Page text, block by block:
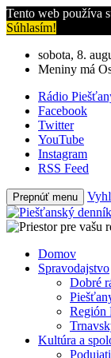
Tento web používa
Súhlasím!
sobota, 8.
Meniny má
Rádio
Facebook
Twitter
YouTube
Instagram
RSS Feed
Prepnúť menu
Domov
Spravodajstvo
Dobré
Región
Kultúra a